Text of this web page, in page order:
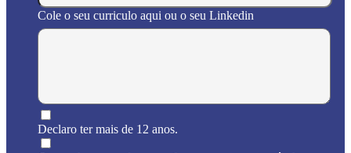
Cole o seu curriculo aqui ou o seu Linkedin
Declaro ter mais de 12 anos.